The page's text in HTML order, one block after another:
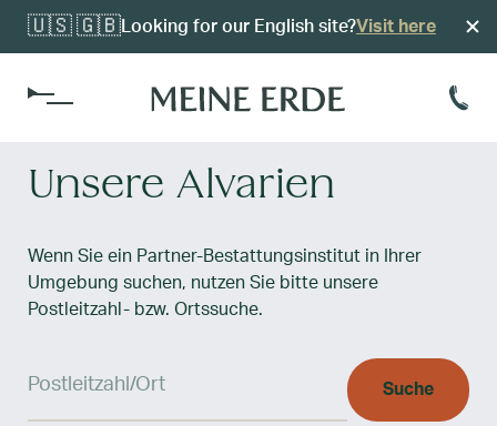
🇺🇸 🇬🇧Looking for our English site?Visit here
Kosten
Einfach Erde
Reerdigungsverfügung
Organisation
Standorte
Bestattungsinstitute
Friedhöfe
Unsere Alvarien
Wenn Sie ein Partner-Bestattungsinstitut in Ihrer
Umgebung suchen, nutzen Sie bitte unsere
Postleitzahl- bzw. Ortssuche.
Suche